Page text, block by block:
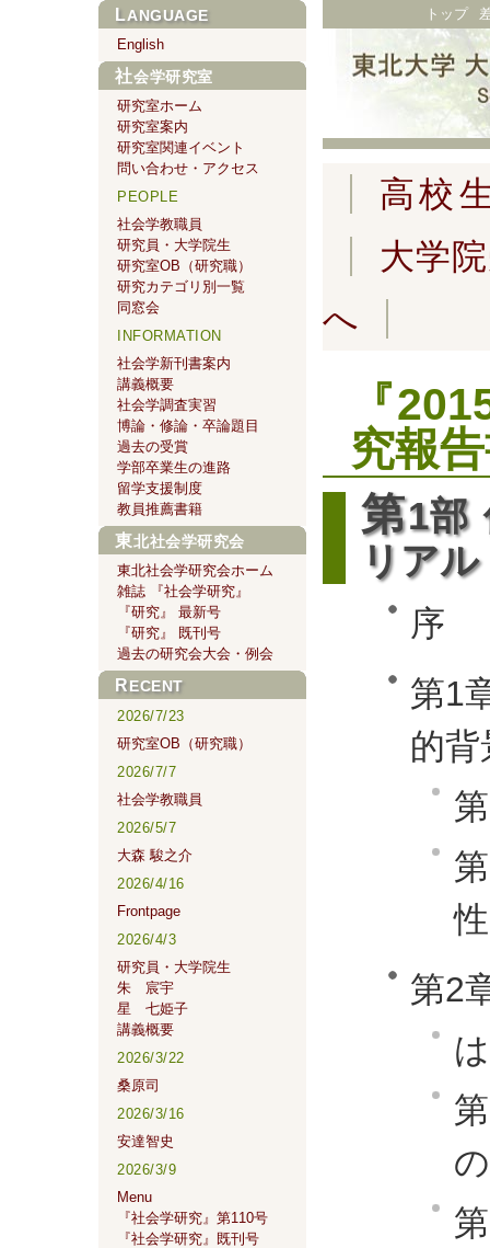
トップ
高校
大学
へ
『
究報
第1部
リアル
序
第1
的背
第2
LANGUAGE
English
社会学研究室
研究室ホーム
研究室案内
研究室関連イベント
問い合わせ・アクセス
PEOPLE
社会学教職員
研究員・大学院生
研究室OB（研究職）
研究カテゴリ別一覧
同窓会
INFORMATION
社会学新刊書案内
講義概要
社会学調査実習
博論・修論・卒論題目
過去の受賞
学部卒業生の進路
留学支援制度
教員推薦書籍
東北社会学研究会
東北社会学研究会ホーム
雑誌 『社会学研究』
『研究』 最新号
『研究』 既刊号
過去の研究会大会・例会
RECENT
2026/7/23
研究室OB（研究職）
2026/7/7
社会学教職員
2026/5/7
大森 駿之介
2026/4/16
Frontpage
2026/4/3
研究員・大学院生
朱 宸宇
星 七姫子
講義概要
2026/3/22
桑原司
2026/3/16
安達智史
2026/3/9
Menu
『社会学研究』第110号
『社会学研究』既刊号